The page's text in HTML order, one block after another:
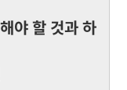
야 할 것과 하